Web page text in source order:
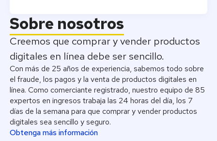
Sobre nosotros
Creemos que comprar y vender productos
digitales en línea debe ser sencillo.
Con más de 25 años de experiencia, sabemos todo sobre
el fraude, los pagos y la venta de productos digitales en
línea. Como comerciante registrado, nuestro equipo de 85
expertos en ingresos trabaja las 24 horas del día, los 7
días de la semana para que comprar y vender productos
digitales sea sencillo y seguro.
Obtenga más información